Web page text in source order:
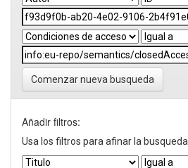
Comenzar nueva busqueda
Añadir filtros:
Usa los filtros para afinar la busqueda.